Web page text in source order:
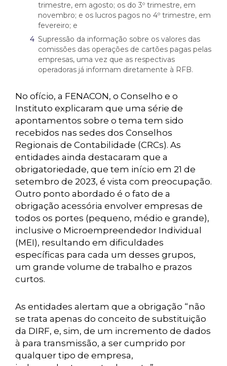
trimestre, em agosto; os do 3º trimestre, em
novembro; e os lucros pagos no 4º trimestre, em
fevereiro; e
Supressão da informação sobre os valores das
comissões das operações de cartões pagas pelas
empresas, uma vez que as respectivas
operadoras já informam diretamente à RFB.
No ofício, a FENACON, o Conselho e o
Instituto explicaram que uma série de
apontamentos sobre o tema tem sido
recebidos nas sedes dos Conselhos
Regionais de Contabilidade (CRCs). As
entidades ainda destacaram que a
obrigatoriedade, que tem início em 21 de
setembro de 2023, é vista com preocupação.
Outro ponto abordado é o fato de a
obrigação acessória envolver empresas de
todos os portes (pequeno, médio e grande),
inclusive o Microempreendedor Individual
(MEI), resultando em dificuldades
específicas para cada um desses grupos,
um grande volume de trabalho e prazos
curtos.
As entidades alertam que a obrigação “não
se trata apenas do conceito de substituição
da DIRF, e, sim, de um incremento de dados
à para transmissão, a ser cumprido por
qualquer tipo de empresa,